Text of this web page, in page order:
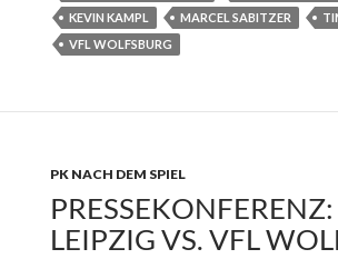
KEVIN KAMPL
MARCEL SABITZER
VFL WOLFSBURG
PK NACH DEM SPIEL
LEIPZIG VS. VFL